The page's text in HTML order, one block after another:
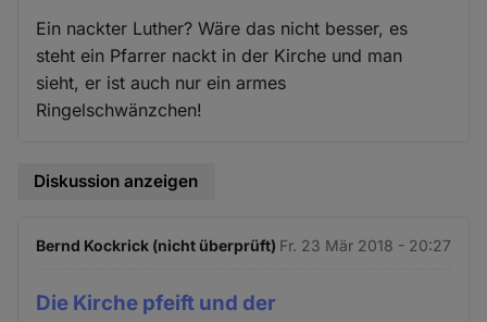
Ein nackter Luther? Wäre das nicht besser, es
steht ein Pfarrer nackt in der Kirche und man
sieht, er ist auch nur ein armes
Ringelschwänzchen!
Diskussion anzeigen
Bernd Kockrick (nicht überprüft) Fr. 23 Mär 2018 - 20:27
Die Kirche pfeift und der